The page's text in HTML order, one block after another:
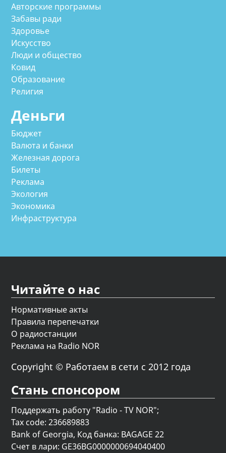
Авторские программы
Забавы ради
Здоровье
Искусство
Люди и общество
Ковид
Образование
Религия
Деньги
Бюджет
Валюта и банки
Железная дорога
Билеты
Реклама
Экология
Экономика
Инфраструктура
Читайте о нас
Нормативные акты
Правила перепечатки
О радиостанции
Реклама на Radio NOR
Copyright © Работаем в сети с 2012 года
Стань спонсором
Поддержать работу "Radio - TV NOR";
Tax code: 236689883
Bank of Georgia, Код банка: BAGAGE 22
Счет в лари: GE36BG0000000694040400